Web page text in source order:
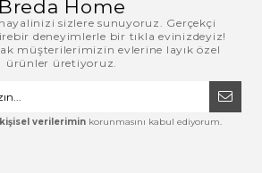
Breda Home
sizlere sunuyoruz. Gerçekçi
deneyimlerle bir tıkla evinizdeyiz!
müşterilerimizin evlerine layık özel
ürünler üretiyoruz.
kişisel verilerimin korunmasını kabul ediyorum.